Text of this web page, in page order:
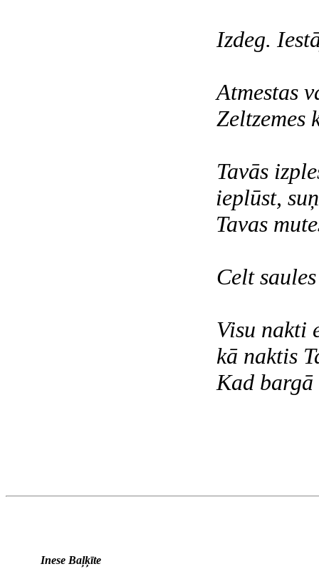
Izdeg.
Atmestas
Zeltzemes
Tavās
ieplūst,
Tavas
Celt
Visu nakti
kā naktis
Kad
Inese Baļķīte